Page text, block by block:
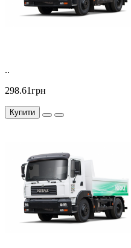
..
298.61грн
Купити